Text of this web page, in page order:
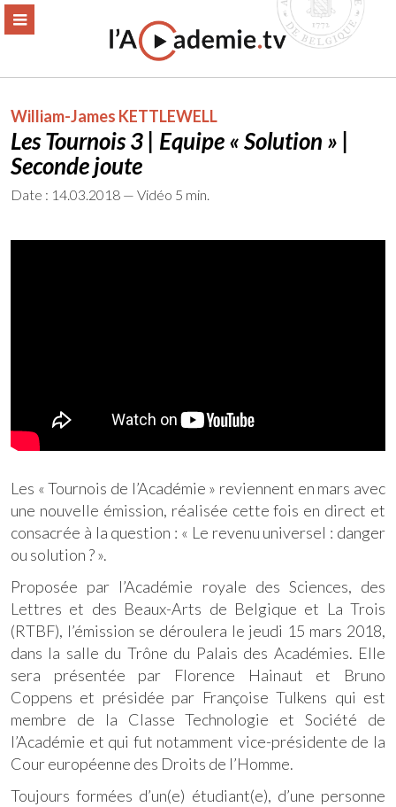
Aller
MENU
William-James KETTLEWELL
Les Tournois 3 | Equipe « Solution » |
Seconde joute
Date : 14.03.2018 — Vidéo 5 min.
Les « Tournois de l’Académie » reviennent en mars avec
une nouvelle émission, réalisée cette fois en direct et
consacrée à la question : « Le revenu universel : danger
ou solution ? ».
Proposée par l’Académie royale des Sciences, des
Lettres et des Beaux-Arts de Belgique et La Trois
(RTBF), l’émission se déroulera le jeudi 15 mars 2018,
dans la salle du Trône du Palais des Académies. Elle
sera présentée par Florence Hainaut et Bruno
Coppens et présidée par Françoise Tulkens qui est
membre de la Classe Technologie et Société de
l’Académie et qui fut notamment vice-présidente de la
Cour européenne des Droits de l’Homme.
Toujours formées d’un(e) étudiant(e), d’une personne